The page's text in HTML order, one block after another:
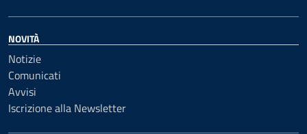
NOVITÀ
Notizie
Comunicati
Avvisi
Iscrizione alla Newsletter